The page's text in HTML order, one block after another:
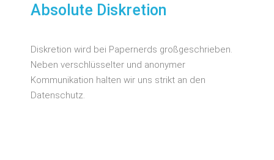
Absolute Diskretion
Diskretion wird bei Papernerds großgeschrieben.
Neben verschlüsselter und anonymer
Kommunikation halten wir uns strikt an den
Datenschutz.